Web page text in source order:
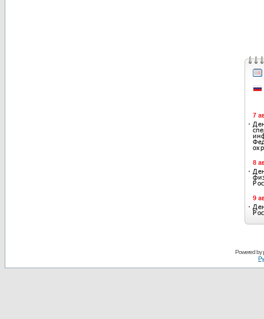
Powered by